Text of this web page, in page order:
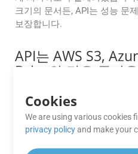
크기의 문서든, API는 성능 문
보장합니다.
API는 AWS S3,
Drive와 같은 클라
물론입니다.
우드 스토리지 플랫폼과 내장
드 없이 직접 파일을 검색하고
Cookies
We are using various cookies
privacy policyand make your